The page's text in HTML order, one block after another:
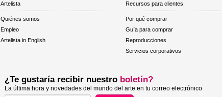
Artelista
Quiénes somos
Empleo
Artelista in English
Recursos para clientes
Por qué comprar
Guía para comprar
Reproducciones
Servicios corporativos
¿Te gustaría recibir nuestro boletín?
La última hora y novedades del mundo del arte en tu correo electrónico